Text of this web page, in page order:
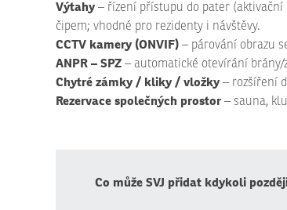
Výtahy – řízení přístupu do pater (aktivační
čipem; vhodné pro rezidenty i návštěvy.
CCTV kamery (ONVIF) – párování obrazu
ANPR – SPZ – automatické otevírání brány/
Chytré zámky / kliky / vložky – rozšíření
Rezervace společných prostor – sauna,
Co může SVJ přidat kdykoli